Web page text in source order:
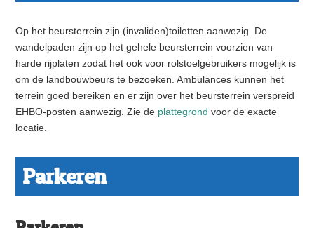
Op het beursterrein zijn (invaliden)toiletten aanwezig. De
wandelpaden zijn op het gehele beursterrein voorzien van
harde rijplaten zodat het ook voor rolstoelgebruikers mogelijk is
om de landbouwbeurs te bezoeken. Ambulances kunnen het
terrein goed bereiken en er zijn over het beursterrein verspreid
EHBO-posten aanwezig. Zie de plattegrond voor de exacte
locatie.
Parkeren